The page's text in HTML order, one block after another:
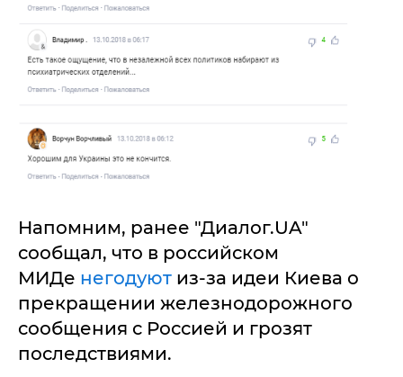
Напомним, ранее "Диалог.UA"
сообщал, что в российском
МИДе негодуют из-за идеи Киева о
прекращении железнодорожного
сообщения с Россией и грозят
последствиями.